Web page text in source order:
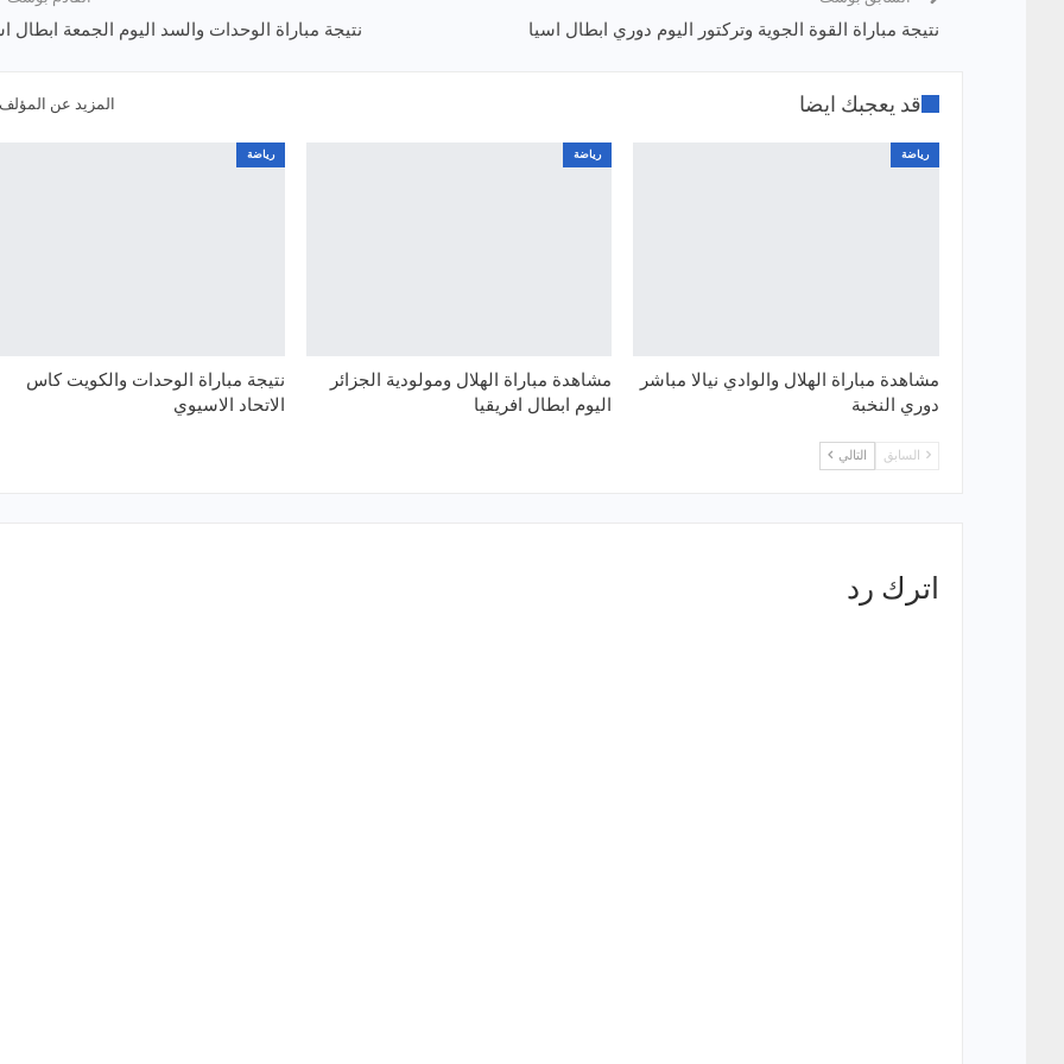
نتيجة مباراة القوة الجوية وتركتور اليوم دوري ابطال اسيا نتيجة مباراة الوحدات والسد اليوم الجمعة ابطال
قد يعجبك ايضا المزيد عن المؤلف
رياضة
مشاهدة مباراة الهلال والوادي نيالا مباشر
دوري النخبة
رياضة
مشاهدة مباراة الهلال ومولودية الجزائر
اليوم ابطال افريقيا
رياضة
نتيجة مباراة الوحدات والكويت كاس
الاتحاد الاسيوي
السابق التالي
اترك رد